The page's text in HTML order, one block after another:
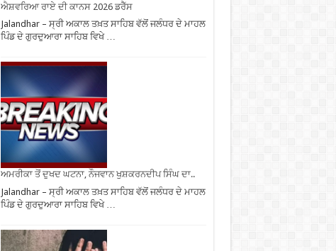
ਐਸ਼ਵਰਿਆ ਰਾਏ ਦੀ ਕਾਨਸ 2026 ਡਰੈੱਸ
Jalandhar – ਸ੍ਰੀ ਅਕਾਲ ਤਖ਼ਤ ਸਾਹਿਬ ਵੱਲੋਂ ਜਲੰਧਰ ਦੇ ਮਾਹਲ
ਪਿੰਡ ਦੇ ਗੁਰਦੁਆਰਾ ਸਾਹਿਬ ਵਿਖੇ …
ਅਮਰੀਕਾ ਤੋਂ ਦੁਖਦ ਘਟਨਾ, ਨੌਜਵਾਨ ਖੁਸ਼ਕਰਨਦੀਪ ਸਿੰਘ ਦਾ..
Jalandhar – ਸ੍ਰੀ ਅਕਾਲ ਤਖ਼ਤ ਸਾਹਿਬ ਵੱਲੋਂ ਜਲੰਧਰ ਦੇ ਮਾਹਲ
ਪਿੰਡ ਦੇ ਗੁਰਦੁਆਰਾ ਸਾਹਿਬ ਵਿਖੇ …